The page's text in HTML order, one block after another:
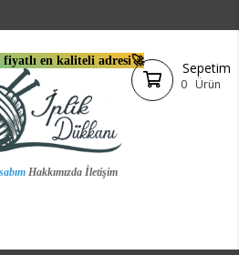
en kaliteli adresi🚀
Hakkımızda İletişim
Sepetim
0 Ürün